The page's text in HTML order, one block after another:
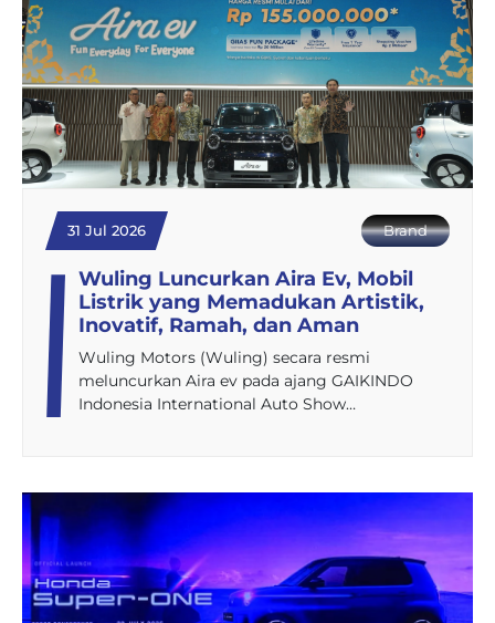
31 Jul 2026 Brand
Wuling Luncurkan Aira Ev, Mobil
Listrik yang Memadukan Artistik,
Inovatif, Ramah, dan Aman
Wuling Motors (Wuling) secara resmi
meluncurkan Aira ev pada ajang GAIKINDO
Indonesia International Auto Show…